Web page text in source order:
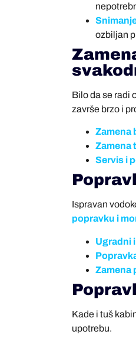
ozbiljan
Bilo da se radi
završe brzo i
Zamena
Zamena
Servis i
Ispravan
popravku i
Ugradni
Zamena
Kade i tuš
upotrebu.